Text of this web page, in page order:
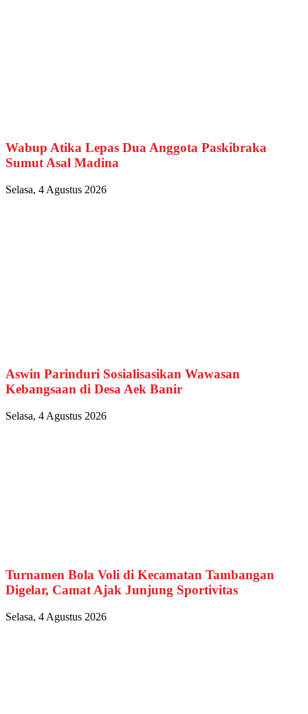
Wabup Atika Lepas Dua Anggota Paskibraka
Sumut Asal Madina
Selasa, 4 Agustus 2026
Aswin Parinduri Sosialisasikan Wawasan
Kebangsaan di Desa Aek Banir
Selasa, 4 Agustus 2026
Turnamen Bola Voli di Kecamatan Tambangan
Digelar, Camat Ajak Junjung Sportivitas
Selasa, 4 Agustus 2026